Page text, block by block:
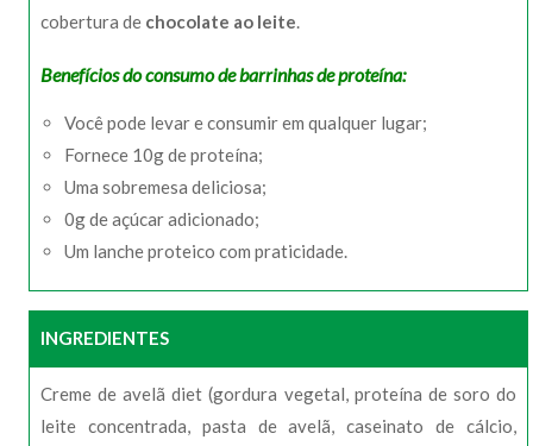
cobertura de chocolate ao leite.
Benefícios do consumo de barrinhas de proteína:
Você pode levar e consumir em qualquer lugar;
Fornece 10g de proteína;
Uma sobremesa deliciosa;
0g de açúcar adicionado;
Um lanche proteico com praticidade.
INGREDIENTES
Creme de avelã diet (gordura vegetal, proteína de soro do
leite concentrada, pasta de avelã, caseinato de cálcio,